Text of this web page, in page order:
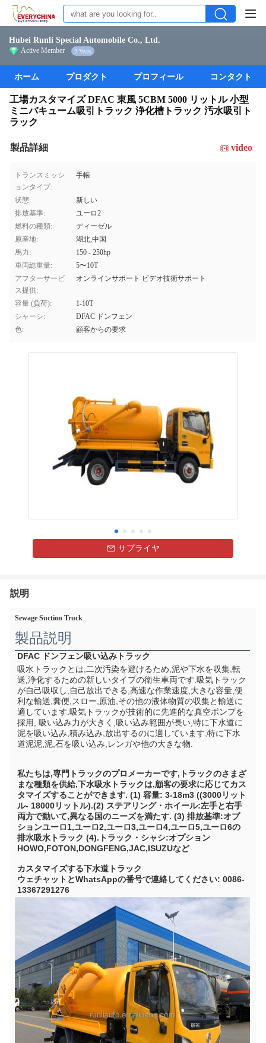
Hubei Runli Special Automobile Co., Ltd.
Active Member 2 Years
ホーム プロダクト プロフィール コンタクト
工場カスタマイズ DFAC 東風 5CBM 5000 リットル 小型
ミニバキューム吸引トラック 浄化槽トラック 汚水吸引ト
ラック
製品詳細 video
トランスミッシ
ョンタイプ:
手帳
状態:
新しい
排放基準:
ユーロ2
燃料の種類:
ディーゼル
原産地:
湖北,中国
馬力:
150 - 250hp
車両総重量:
5〜10T
アフターサービ
ス提供:
オンラインサポート ビデオ技術サポート
容量 (負荷):
1-10T
シャーシ:
DFAC ドンフェン
色:
顧客からの要求
サプライヤ
説明
Sewage Suction Truck
製品説明
DFAC ドンフェン吸い込みトラック
吸水トラックとは,二次汚染を避けるため,泥や下水を収集,転
送,浄化するための新しいタイプの衛生車両です.吸気トラック
が自己吸収し,自己放出できる,高速な作業速度,大きな容量,便
利な輸送,糞便,スロー,原油,その他の液体物質の収集と輸送に
適しています.吸気トラックが技術的に先進的な真空ポンプを
採用, 吸い込み力が大きく,吸い込み範囲が長い,特に下水道に
泥を吸い込み,積み込み,放出するのに適しています,特に下水
道泥泥,泥,石を吸い込み,レンガや他の大きな物.
私たちは,専門トラックのプロメーカーです,トラックのさまざ
まな種類を供給,下水吸水トラックは,顧客の要求に応じてカス
タマイズすることができます. (1) 容量: 3-18m3 ((3000リット
ル- 18000リットル).(2) ステアリング・ホイール:左手と右手
両方で動いて,異なる国のニーズを満たす. (3) 排放基準:オプ
ションユーロ1,ユーロ2,ユーロ3,ユーロ4,ユーロ5,ユーロ6の
排水吸水トラック (4).トラック・シャシ:オプション
HOWO,FOTON,DONGFENG,JAC,ISUZUなど
カスタマイズする下水道トラック
ウェチャットとWhatsAppの番号で連絡してください: 0086-
13367291276